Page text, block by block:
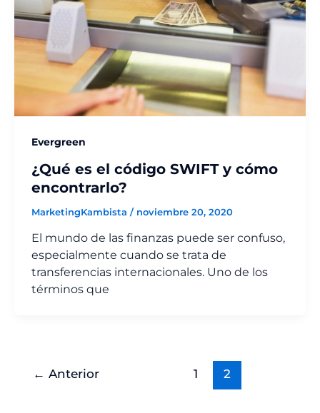
Evergreen
¿Qué es el código SWIFT y cómo
encontrarlo?
MarketingKambista / noviembre 20, 2020
El mundo de las finanzas puede ser confuso,
especialmente cuando se trata de
transferencias internacionales. Uno de los
términos que
← Anterior 1 2